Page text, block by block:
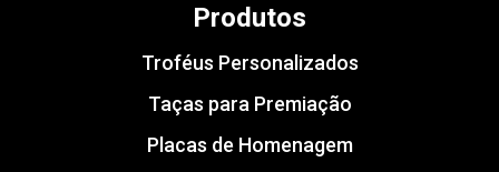
Produtos
Troféus Personalizados
Taças para Premiação
Placas de Homenagem